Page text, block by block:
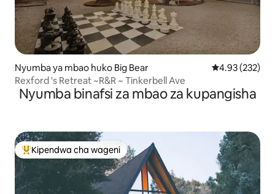
Nyumba ya mbao huko Big Bear Ukadiriaji wa
4.93 (232)
Rexford 's Retreat ~R&R ~ Tinkerbell Ave
Nyumba binafsi za mbao za kupangisha
Kipendwa maarufu cha wageni
Kipendwa cha wageni